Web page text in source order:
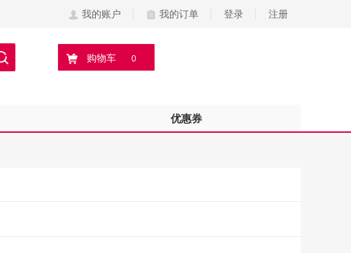
我的账户 我的订单 登录 注册
购物车 0
优惠券